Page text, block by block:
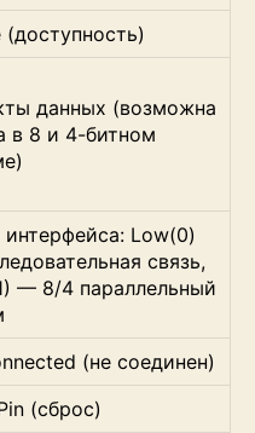
(доступность)
данных (возможна
в 8 и 4-битном
Low(0)
связь,
— 8/4 параллельный
(не соединен)
(сброс)